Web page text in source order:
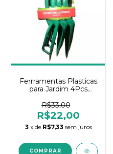
Ferrramentas Plasticas
para Jardim 4Pcs
R$33,00
R$22,00
3 x de R$7,33 sem juros